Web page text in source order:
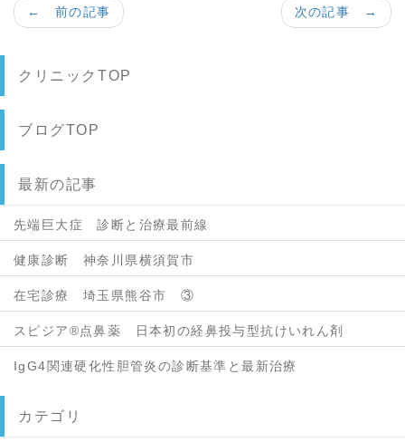
次の記事 →
← 前の記事
クリニックTOP
ブログTOP
最新の記事
先端巨大症 診断と治療最前線
健康診断 神奈川県横須賀市
在宅診療 埼玉県熊谷市 ③
スピジア®点鼻薬 日本初の経鼻投与型抗けいれん剤
IgG4関連硬化性胆管炎の診断基準と最新治療
カテゴリ